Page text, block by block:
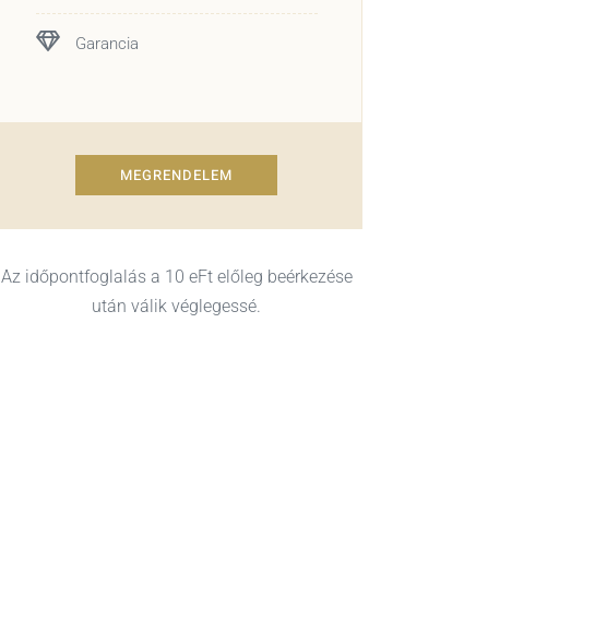
Garancia
MEGRENDELEM
Az időpontfoglalás a 10 eFt előleg beérkezése
után válik véglegessé.